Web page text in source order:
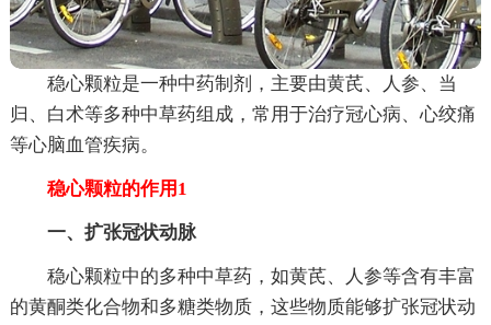
稳心颗粒是一种中药制剂，主要由黄芪、人参、当
归、白术等多种中草药组成，常用于治疗冠心病、心绞痛
等心脑血管疾病。
稳心颗粒的作用1
一、扩张冠状动脉
稳心颗粒中的多种中草药，如黄芪、人参等含有丰富
的黄酮类化合物和多糖类物质，这些物质能够扩张冠状动